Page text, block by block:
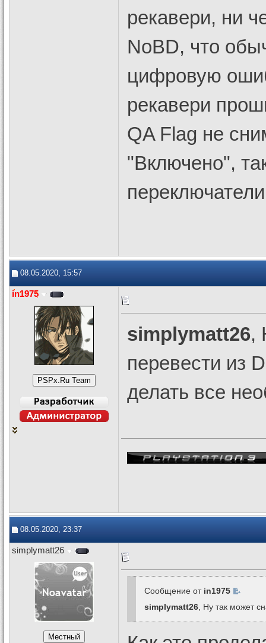
рекавери, ни
NoBD, что
цифровую
рекавери
QA Flag не
"Включено",
08.05.2020, 15:57
in1975
simplymatt26,
перевести из
делать все
08.05.2020, 23:37
simplymatt26
Сообщение от in1975
simplymatt26 , Ну так может